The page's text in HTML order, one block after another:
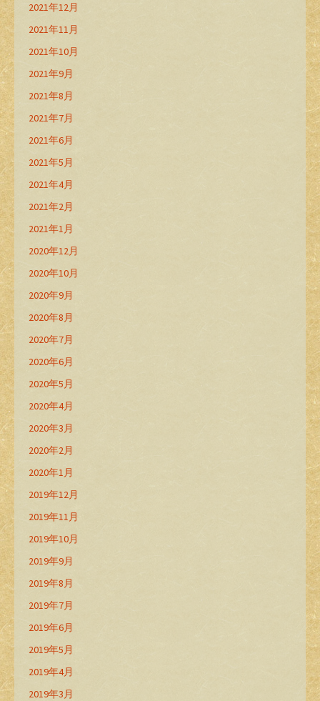
2021年12月
2021年11月
2021年10月
2021年9月
2021年8月
2021年7月
2021年6月
2021年5月
2021年4月
2021年2月
2021年1月
2020年12月
2020年10月
2020年9月
2020年8月
2020年7月
2020年6月
2020年5月
2020年4月
2020年3月
2020年2月
2020年1月
2019年12月
2019年11月
2019年10月
2019年9月
2019年8月
2019年7月
2019年6月
2019年5月
2019年4月
2019年3月